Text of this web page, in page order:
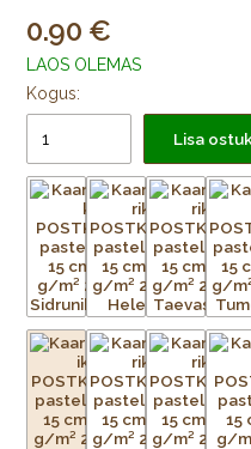
0.90
LAOS OLEMAS
Kogus:
Lisa